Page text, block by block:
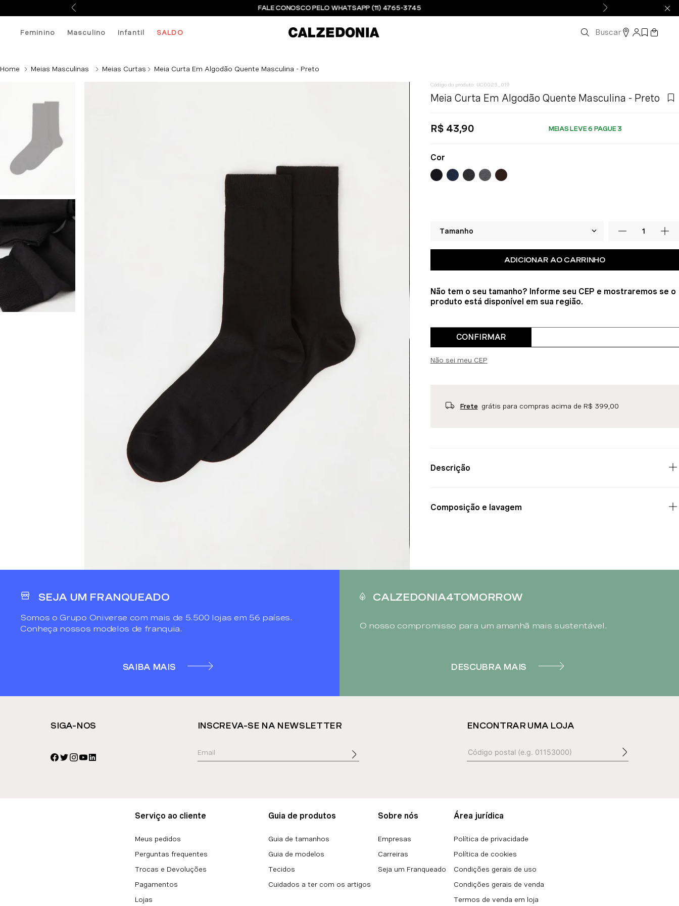
FALE CONOSCO PELO WHATSAPP (11) 4765-3745
Feminino Masculino Infantil SALDO Buscar
Meias Masculinas Meias Curtas Meia Curta Em Algodão Quente Masculina - Preto
: UC0025_019
Meia Curta Em Algodão Quente Masculina - Preto
R$ 43,90 MEIAS LEVE 6 PAGUE 3
ADICIONAR AO CARRINHO
Não tem o seu tamanho? Informe seu CEP e mostraremos se o
produto está disponível em sua região.
CONFIRMAR
Não sei meu CEP
Frete grátis para compras acima de R$ 399,00
Descrição
Composição e lavagem
SEJA UM FRANQUEADO
Somos o Grupo Oniverse com mais de 5.500 lojas em 56 países.
Conheça nossos modelos de franquia.
SAIBA MAIS
CALZEDONIA4TOMORROW
O nosso compromisso para um amanhã mais sustentável.
DESCUBRA MAIS
SIGA-NOS INSCREVA-SE NA NEWSLETTER ENCONTRAR UMA LOJA
Serviço ao cliente
Meus pedidos
Perguntas frequentes
Trocas e Devoluções
Pagamentos
Lojas
Guia de produtos
Guia de tamanhos
Guia de modelos
Tecidos
Cuidados a ter com os artigos
Sobre nós
Empresas
Carreiras
Seja um Franqueado
Área jurídica
Política de privacidade
Política de cookies
Condições gerais de uso
Condições gerais de venda
Termos de venda em loja